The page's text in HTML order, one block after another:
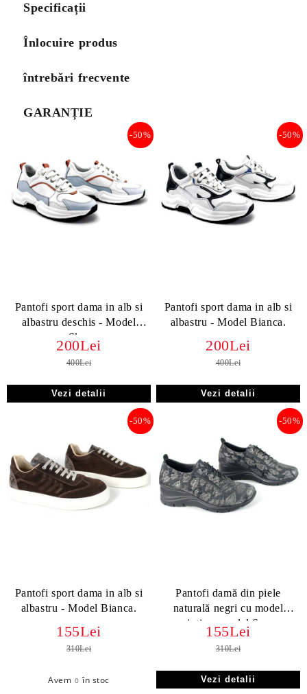
Specificații
Înlocuire produs
întrebări frecvente
GARANȚIE
Pantofi sport dama in alb si
albastru deschis - Model
Sky.
-50%
200Lei
400Lei
Vezi detalii
Pantofi sport dama in alb si
albastru - Model Bianca.
-50%
200Lei
400Lei
Vezi detalii
Pantofi sport dama in alb si
albastru - Model Bianca.
-50%
155Lei
310Lei
Avem 0 în stoc
Pantofi damă din piele
naturală negri cu model
argintiu – model Serena
Vesta
-50%
155Lei
310Lei
Vezi detalii